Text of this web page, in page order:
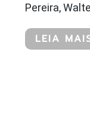
Pereira,
LEIA